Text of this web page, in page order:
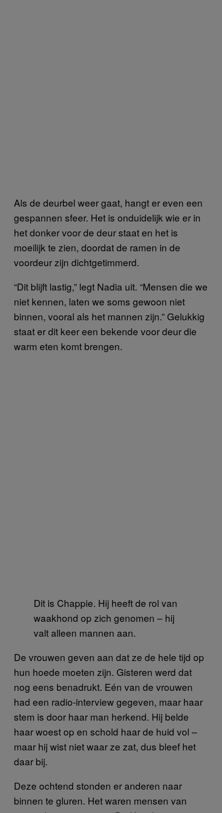
Als de deurbel weer gaat, hangt er even een
gespannen sfeer. Het is onduidelijk wie er in
het donker voor de deur staat en het is
moeilijk te zien, doordat de ramen in de
voordeur zijn dichtgetimmerd.
“Dit blijft lastig,” legt Nadia uit. “Mensen die we
niet kennen, laten we soms gewoon niet
binnen, vooral als het mannen zijn.” Gelukkig
staat er dit keer een bekende voor deur die
warm eten komt brengen.
Dit is Chappie. Hij heeft de rol van
waakhond op zich genomen – hij
valt alleen mannen aan.
De vrouwen geven aan dat ze de hele tijd op
hun hoede moeten zijn. Gisteren werd dat
nog eens benadrukt. Eén van de vrouwen
had een radio-interview gegeven, maar haar
stem is door haar man herkend. Hij belde
haar woest op en schold haar de huid vol –
maar hij wist niet waar ze zat, dus bleef het
daar bij.
Deze ochtend stonden er anderen naar
binnen te gluren. Het waren mensen van